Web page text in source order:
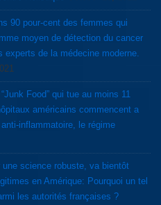
90 pour-cent des femmes qui
moyen de détection du cancer
de la médecine moderne.
Food” qui tue au moins 11
américains commencent a
inflammatoire, le régime
science robuste, va bientôt
en Amérique: Pourquoi un tel
les autorités françaises ?